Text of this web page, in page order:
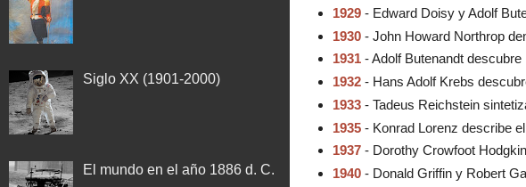
1929- Edward Doisy y Adolf
1930- John Howard Northrop
1931- Adolf Butenandt descubre
1932- Hans Adolf Krebs
1933- Tadeus Reichstein
1935- Konrad Lorenz describe
1937- Dorothy Crowfoot
1940- Donald Griffin y Robert
Siglo XX (1901-2000)
El mundo en el año 1886 d. C.